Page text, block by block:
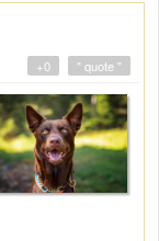
" quote "
+0